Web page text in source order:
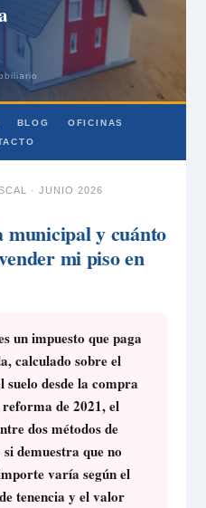
BLOG
OFICINAS
· JUNIO 2026
municipal y cuánto
mi piso en
un impuesto que paga
calculado sobre el
desde la compra
de 2021, el
dos métodos de
demuestra que no
varía según el
tenencia y el valor